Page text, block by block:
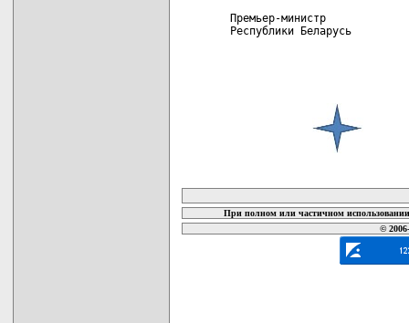
Премьер-министр
При полном или частичном
©